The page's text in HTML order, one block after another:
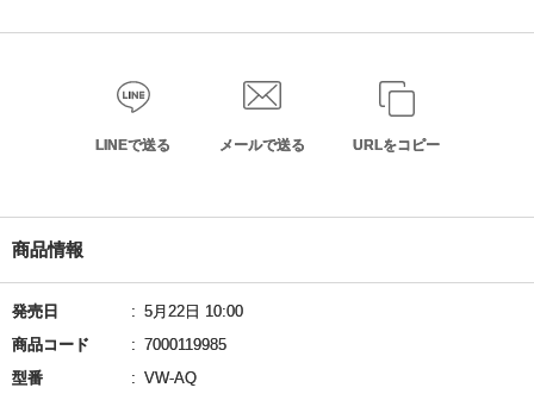
LINEで送る メールで送る URLをコピー
商品情報
発売日
5月22日 10:00
商品コード
7000119985
型番
VW-AQ